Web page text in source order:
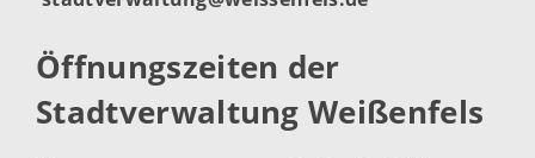
Öffnungszeiten der
Stadtverwaltung Weißenfels